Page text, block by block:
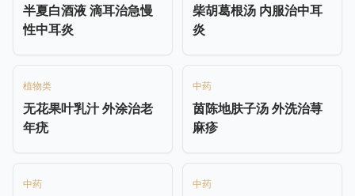
半夏白酒液 滴耳治急慢
性中耳炎
柴胡葛根汤 内服治中耳
炎
植物类
无花果叶乳汁 外涂治老
年疣
中药
茵陈地肤子汤 外洗治荨
麻疹
中药 中药